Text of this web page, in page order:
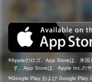
Appleのロゴ、App Storeは、米国
す。App Storeは、Apple Inc.のサ
Google Play および Google Play